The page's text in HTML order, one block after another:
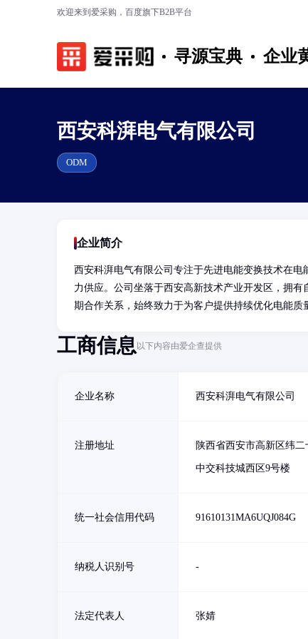
欢迎来到爱采购，百度旗下B2B平台
寻源宝典 企业
西安科湃电气有限公司
ODM
企业简介
西安科湃电气有限公司专注于先进电能变换技术在
力供应。公司坐落于西安高新技术产业开发区，拥
期合作关系，始终致力于为客户提供持续优化电能质
工商信息以下内容由爱企查提供
企业名称 西安科湃电气有限公司
注册地址 陕西省西安市高新区纬二
中交科技城西区9号楼
统一社会信用代码 91610131MA6UQJ084G
纳税人识别号 -
法定代表人 张婧